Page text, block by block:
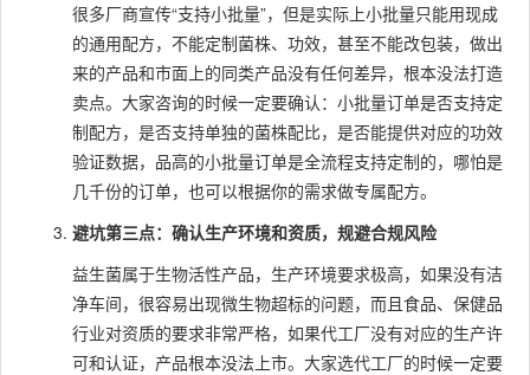
很多厂商宣传“支持小批量”，但是实际上小批量只能用现成
的通用配方，不能定制菌株、功效，甚至不能改包装，做出
来的产品和市面上的同类产品没有任何差异，根本没法打造
卖点。大家咨询的时候一定要确认：小批量订单是否支持定
制配方，是否支持单独的菌株配比，是否能提供对应的功效
验证数据，品高的小批量订单是全流程支持定制的，哪怕是
几千份的订单，也可以根据你的需求做专属配方。
避坑第三点：确认生产环境和资质，规避合规风险
益生菌属于生物活性产品，生产环境要求极高，如果没有洁
净车间，很容易出现微生物超标的问题，而且食品、保健品
行业对资质的要求非常严格，如果代工厂没有对应的生产许
可和认证，产品根本没法上市。大家选代工厂的时候一定要